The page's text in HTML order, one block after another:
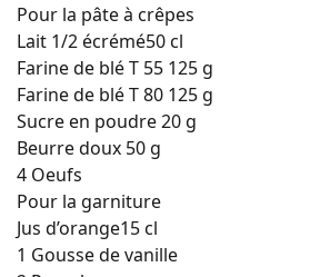
Pour la pâte à crêpes
Lait 1/2 écrémé50 cl
Farine de blé T 55 125 g
Farine de blé T 80 125 g
Sucre en poudre 20 g
Beurre doux 50 g
4 Oeufs
Pour la garniture
Jus d’orange15 cl
1 Gousse de vanille